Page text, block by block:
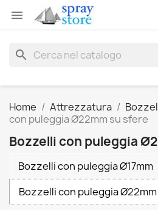

search
Home Attrezzatura
con puleggia Ø22mm su sfere
Bozzelli con puleggia
Bozzelli con puleggia Ø17mm
Bozzelli con puleggia